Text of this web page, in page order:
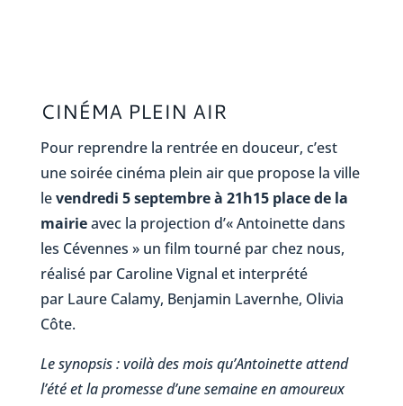
CINÉMA PLEIN AIR
Pour reprendre la rentrée en douceur, c’est
une soirée cinéma plein air que propose la ville
levendredi 5 septembre à 21h15 place de la
mairieavec la projection d’« Antoinette dans
les Cévennes » un film tourné par chez nous,
réalisé par Caroline Vignal et interprété
par Laure Calamy, Benjamin Lavernhe, Olivia
Côte.
Le synopsis : voilà des mois qu’Antoinette attend
l’été et la promesse d’une semaine en amoureux